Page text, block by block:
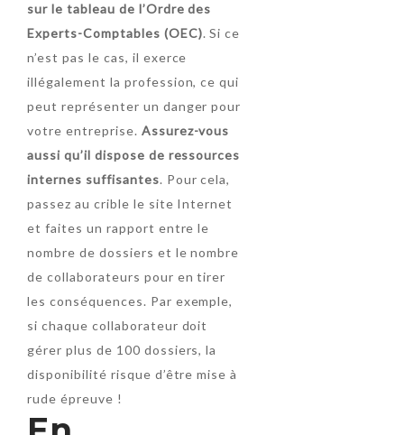
sur le tableau de l’Ordre des
Experts-Comptables (OEC). Si ce
n’est pas le cas, il exerce
illégalement la profession, ce qui
peut représenter un danger pour
votre entreprise. Assurez-vous
aussi qu’il dispose de ressources
internes suffisantes. Pour cela,
passez au crible le site Internet
et faites un rapport entre le
nombre de dossiers et le nombre
de collaborateurs pour en tirer
les conséquences. Par exemple,
si chaque collaborateur doit
gérer plus de 100 dossiers, la
disponibilité risque d’être mise à
rude épreuve !